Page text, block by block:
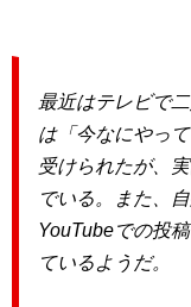
最近はテレビで
は「今なにやっ
受けられたが、
でいる。また、
YouTubeでの投
ているようだ。